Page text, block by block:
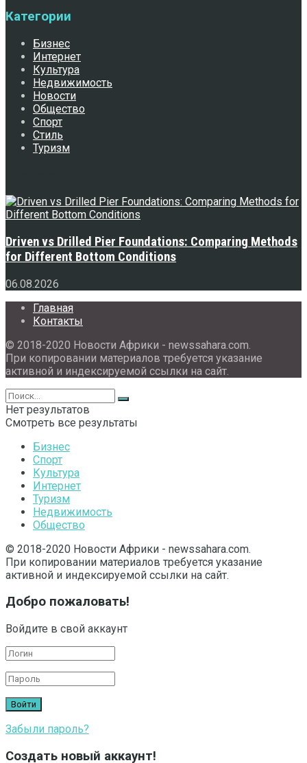
Категории
Бизнес
Интернет
Культура
Недвижимость
Новости
Общество
Спорт
Стиль
Туризм
Driven vs Drilled Pier Foundations: Comparing Methods
for Different Bottom Conditions
06.08.2026
Главная
Контакты
© 2018-2020 Новости Африки - newssahara.com.
При копировании материалов требуется указание
активной и индексируемой ссылки на сайт.
Нет результатов
Смотреть все результаты
Бизнес
Спорт
Культура
Интернет
Туризм
Недвижимость
Общество
© 2018-2020 Новости Африки - newssahara.com.
При копировании материалов требуется указание
активной и индексируемой ссылки на сайт.
Добро пожаловать!
Войдите в свой аккаунт
Забыли пароль?
Создать новый аккаунт!